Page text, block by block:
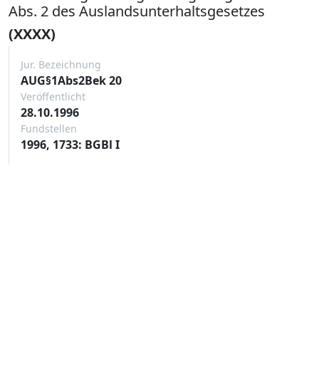
Abs. 2 des Auslandsunterhaltsgesetzes
(XXXX)
Jur. Bezeichnung
AUG§1Abs2Bek 20
Veröffentlicht
28.10.1996
Fundstellen
1996, 1733: BGBl I